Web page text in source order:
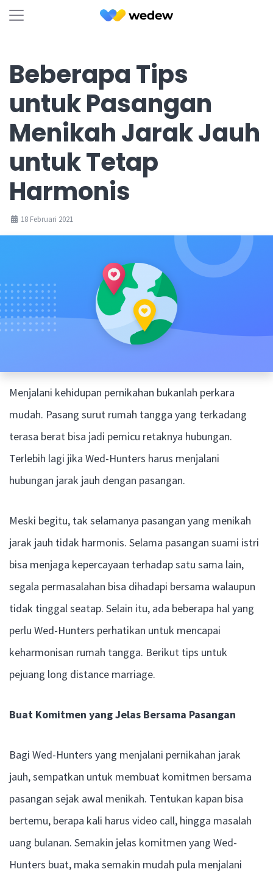
Beberapa Tips
untuk Pasangan
Menikah Jarak Jauh
untuk Tetap
Harmonis
18 Februari 2021
Menjalani kehidupan pernikahan bukanlah perkara
mudah. Pasang surut rumah tangga yang terkadang
terasa berat bisa jadi pemicu retaknya hubungan.
Terlebih lagi jika Wed-Hunters harus menjalani
hubungan jarak jauh dengan pasangan.
Meski begitu, tak selamanya pasangan yang menikah
jarak jauh tidak harmonis. Selama pasangan suami istri
bisa menjaga kepercayaan terhadap satu sama lain,
segala permasalahan bisa dihadapi bersama walaupun
tidak tinggal seatap. Selain itu, ada beberapa hal yang
perlu Wed-Hunters perhatikan untuk mencapai
keharmonisan rumah tangga. Berikut tips untuk
pejuang long distance marriage.
Buat Komitmen yang Jelas Bersama Pasangan
Bagi Wed-Hunters yang menjalani pernikahan jarak
jauh, sempatkan untuk membuat komitmen bersama
pasangan sejak awal menikah. Tentukan kapan bisa
bertemu, berapa kali harus video call, hingga masalah
uang bulanan. Semakin jelas komitmen yang Wed-
Hunters buat, maka semakin mudah pula menjalani